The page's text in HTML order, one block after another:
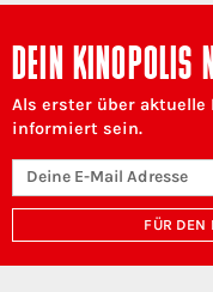
DEIN KINOPOLIS
Als erster über aktuelle
informiert sein.
FÜR DEN